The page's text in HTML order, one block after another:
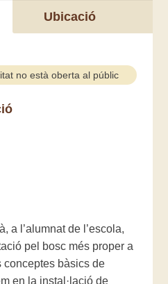
Ubicació
no està oberta al públic
a l’alumnat de l’escola,
pel bosc més proper a
conceptes bàsics de
en la instal·lació de